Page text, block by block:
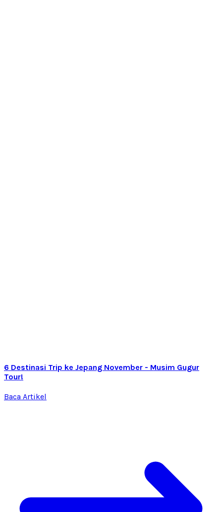
6 Destinasi Trip ke Jepang November - Musim Gugur
Tour!
Baca Artikel